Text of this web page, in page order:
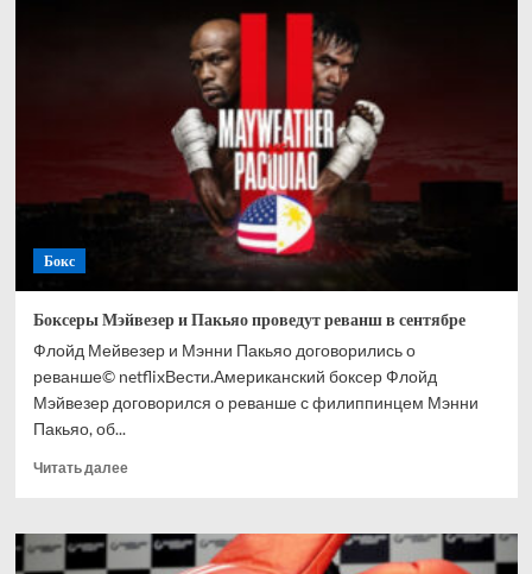
однозначно
получился
провальным»
Бокс
Боксеры Мэйвезер и Пакьяо проведут реванш в сентябре
Флойд Мейвезер и Мэнни Пакьяо договорились о
реванше© netflixВести.Американский боксер Флойд
Мэйвезер договорился о реванше с филиппинцем Мэнни
Пакьяо, об...
Читать далееПрочитать
Боксеры
Мэйвезер